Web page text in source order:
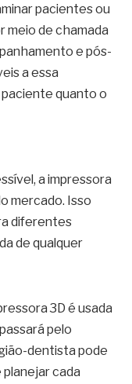
pacientes ou
meio de chamada
e pós-
a essa
quanto o
a impressora
mercado. Isso
diferentes
de qualquer
3D é usada
pelo
dentista pode
cada